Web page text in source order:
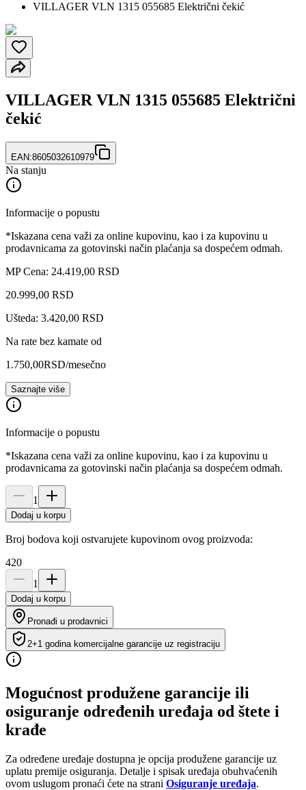
VILLAGER VLN 1315 055685 Električni čekić
VILLAGER VLN 1315 055685 Električni
čekić
EAN:8605032610979
Na stanju
Informacije o popustu
*Iskazana cena važi za online kupovinu, kao i za kupovinu u
prodavnicama za gotovinski način plaćanja sa dospećem odmah.
MP Cena: 24.419,00 RSD
20.999,00 RSD
Ušteda: 3.420,00 RSD
Na rate bez kamate od
1.750,00RSD/mesečno
Saznajte više
Informacije o popustu
*Iskazana cena važi za online kupovinu, kao i za kupovinu u
prodavnicama za gotovinski način plaćanja sa dospećem odmah.
1
Dodaj u korpu
Broj bodova koji ostvarujete kupovinom ovog proizvoda:
420
1
Dodaj u korpu
Pronađi u prodavnici
2+1 godina komercijalne garancije uz registraciju
Mogućnost produžene garancije ili
osiguranje određenih uređaja od štete i
krađe
Za određene uređaje dostupna je opcija produžene garancije uz
uplatu premije osiguranja. Detalje i spisak uređaja obuhvaćenih
ovom uslugom pronaći ćete na strani Osiguranje uređaja.